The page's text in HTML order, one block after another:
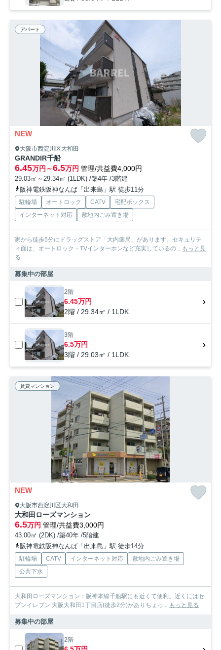
アパート
NEW
大阪市西淀川区大和田
GRANDIR千船
6.45万円～6.5万円 管理/共益費4,000円
29.03㎡～29.34㎡ (1LDK) /築4年 /3階建
阪神電鉄阪神なんば「出来島」駅 徒歩11分
駐輪場 オートロック CATV
宅配ボックス
インターネット対応
敷地内ごみ置き場
家から徒歩5分にドラッグストア「大内薬局」があります。セキュリテ
ィ面は、オートロック・TVインターホンなど充実しているの...
もっと見
る
募集中の部屋
2階
6.45万円
2階 / 29.34㎡ / 1LDK
3階
6.5万円
3階 / 29.03㎡ / 1LDK
賃貸マンション
NEW
大阪市西淀川区大和田
大和田ローズマンション
6.5万円 管理/共益費3,000円
43.00㎡ (2DK) /築40年 /5階建
阪神電鉄阪神なんば「出来島」駅 徒歩14分
駐輪場 CATV インターネット対応
敷地内ごみ置き場
公共下水
大和田ローズマンション：阪神本線千船駅にも近くて便利。近くにはセ
ブンイレブン 大阪大和田1丁目店(徒歩2分)がありちょっ...
もっと見る
募集中の部屋
2階